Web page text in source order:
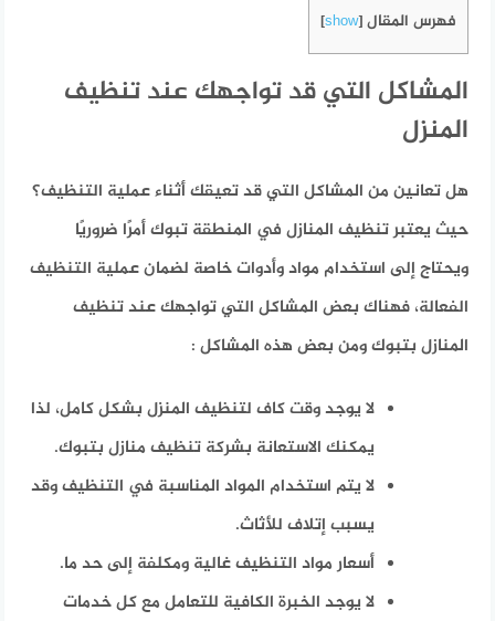
فهرس المقال [
show
]
المشاكل التي قد تواجهك عند تنظيف
المنزل
هل تعانين من المشاكل التي قد تعيقك أثناء عملية التنظيف؟
حيث يعتبر تنظيف المنازل في المنطقة تبوك أمرًا ضروريًا
ويحتاج إلى استخدام مواد وأدوات خاصة لضمان عملية التنظيف
الفعالة، فهناك بعض المشاكل التي تواجهك عند تنظيف
المنازل بتبوك ومن بعض هذه المشاكل :
لا يوجد وقت كاف لتنظيف المنزل بشكل كامل، لذا
يمكنك الاستعانة بشركة تنظيف منازل بتبوك.
لا يتم استخدام المواد المناسبة في التنظيف وقد
يسبب إتلاف للأثاث.
أسعار مواد التنظيف غالية ومكلفة إلى حد ما.
لا يوجد الخبرة الكافية للتعامل مع كل خدمات